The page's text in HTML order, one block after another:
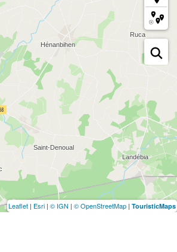
Leaflet | Esri | © IGN | © OpenStreetMap | TouristicMaps